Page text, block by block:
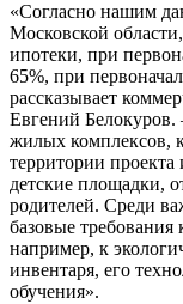
«Согласно нашим
Московской
ипотеки, при
65%, при
рассказывает
Евгений
жилых комплексов,
территории проекта
детские площадки,
родителей. Среди
базовые требования
например, к
инвентаря, его
обучения».